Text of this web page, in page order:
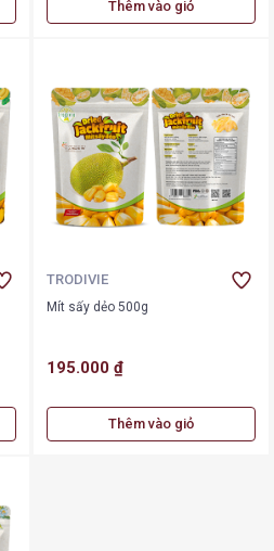
Thêm vào giỏ
TRODIVIE
Mít sấy dẻo 500g
195.000 ₫
Thêm vào giỏ